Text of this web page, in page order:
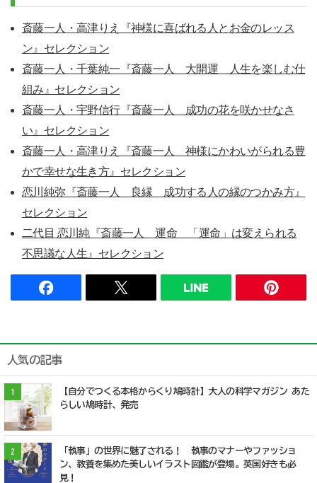
斎藤一人・高津りえ『神様に喜ばれる人とお金のレッス
ン』セレクション
斎藤一人・千葉純一『斎藤一人 大開運 人生を楽しむ仕
組み』セレクション
斎藤一人・宇野信行『斎藤一人 成功の花を咲かせなさ
い』セレクション
斎藤一人・高津りえ『斎藤一人 神様にかわいがられる豊
かで幸せな生き方』セレクション
恋川純弥『斎藤一人 良縁 成功する人の縁のつかみ方』
セレクション
二代目 恋川純『斎藤一人 運命 「運命」は変えられる
不思議な人生』セレクション
人気の記事
1
【自分でつくる本格からくり鳩時計】大人の科学マガジン あた
らしい鳩時計、発売
2
「執事」の世界に魅了される！ 執事のマナーやファッショ
ン、教養を集めた美しいイラスト図鑑が登場。英国好きも必
見！